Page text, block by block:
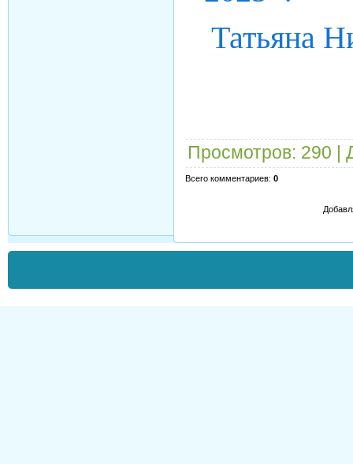
Татьяна
Просмотров: 290 |
Всего комментариев: 0